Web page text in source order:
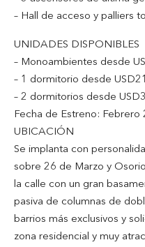
– Hall de acceso y palliers
UNIDADES DISPONIBLES
– Monoambientes desde
– 1 dormitorio desde
– 2 dormitorios desde
Fecha de Estreno: Febrero
UBICACIÓN
Se implanta con
sobre 26 de Marzo y
la calle con un gran
pasiva de columnas de
barrios más exclusivos y
zona residencial y muy